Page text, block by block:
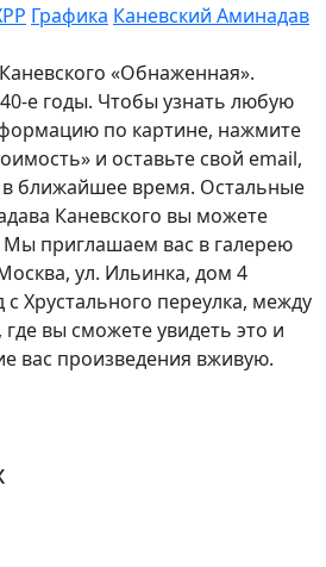
Графика Каневский Аминадав
«Обнаженная».
е годы. Чтобы узнать любую
по картине, нажмите
и оставьте свой email,
ближайшее время. Остальные
Каневского вы можете
Мы приглашаем вас в галерею
ул. Ильинка, дом 4
Хрустального переулка, между
вы сможете увидеть это и
вас произведения вживую.